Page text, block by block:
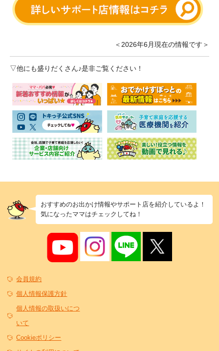
＜2026年6月現在の情報です＞
▽他にも盛りだくさん♪是非ご覧ください！
おすすめのお出かけ情報やサポート店を紹介しているよ！
気になったママはチェックしてね！
会員規約
個人情報保護方針
個人情報の取扱いにつ
いて
Cookieポリシー